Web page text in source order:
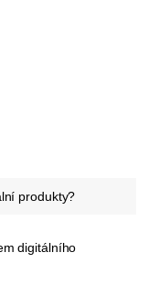
produkty?
digitálního